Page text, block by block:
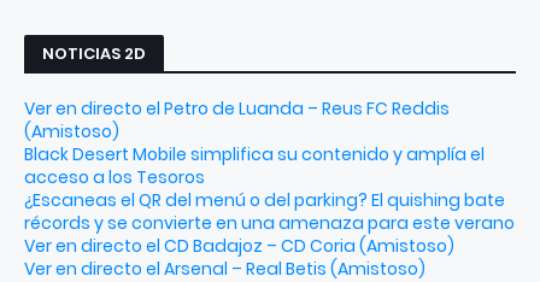
NOTICIAS 2D
Ver en directo el Petro de Luanda – Reus FC Reddis
(Amistoso)
Black Desert Mobile simplifica su contenido y amplía el
acceso a los Tesoros
¿Escaneas el QR del menú o del parking? El quishing bate
récords y se convierte en una amenaza para este verano
Ver en directo el CD Badajoz – CD Coria (Amistoso)
Ver en directo el Arsenal – Real Betis (Amistoso)